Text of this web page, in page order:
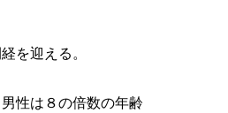
を迎える。
性は８の倍数の年齢